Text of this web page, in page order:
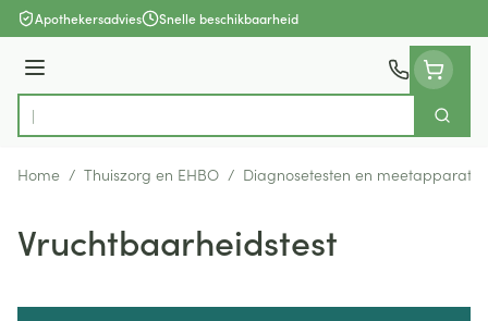
Ga naar de inhoud
Apothekersadvies Snelle beschikbaarheid
Menu
Product, merk, categorie...
Zoek
Home / Thuiszorg en EHBO / Diagnosetesten en
Vruchtbaarheidstest